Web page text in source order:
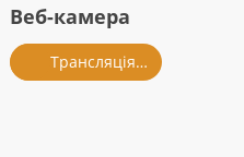
Веб-камера
Трансляція із салону